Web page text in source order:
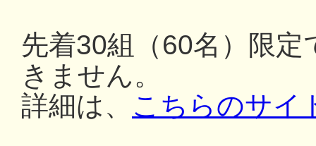
先着30組（60名）限
きません。
詳細は、 こちらのサイ